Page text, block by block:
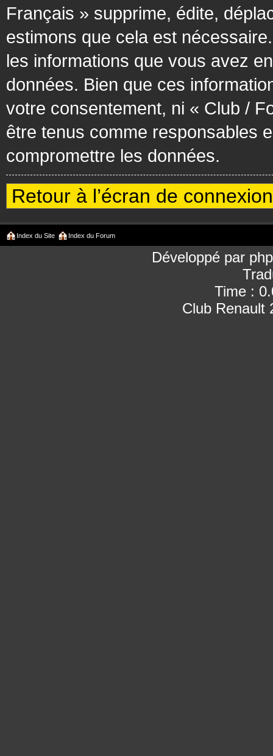
Français » supprime, édite,
estimons que cela est
les informations que vous avez
données. Bien que ces
votre consentement, ni « Club /
être tenus comme responsables
compromettre les données.
Retour à l’écran de connexion
Index du Site Index du Forum
Développé par
Time :
Club Renault